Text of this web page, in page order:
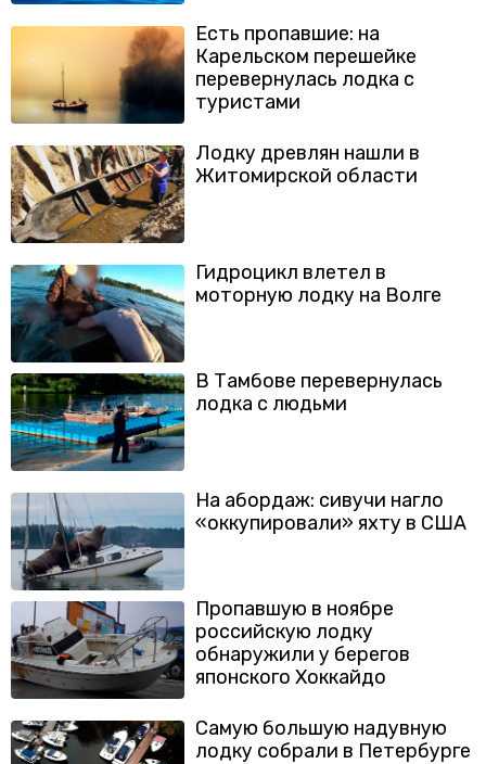
Есть пропавшие: на
Карельском перешейке
перевернулась лодка с
туристами
Лодку древлян нашли в
Житомирской области
Гидроцикл влетел в
моторную лодку на Волге
В Тамбове перевернулась
лодка с людьми
На абордаж: сивучи нагло
«оккупировали» яхту в США
Пропавшую в ноябре
российскую лодку
обнаружили у берегов
японского Хоккайдо
Самую большую надувную
лодку собрали в Петербурге